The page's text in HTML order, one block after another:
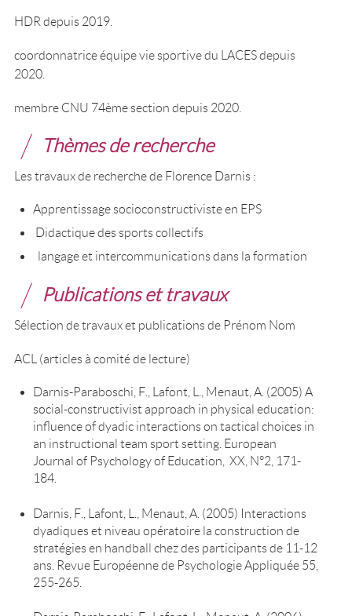
HDR depuis 2019.
coordonnatrice équipe vie sportive du LACES depuis
2020.
membre CNU 74ème section depuis 2020.
Thèmes de recherche
Les travaux de recherche de Florence Darnis :
Apprentissage socioconstructiviste en EPS
Didactique des sports collectifs
langage et intercommunications dans la formation
Publications et travaux
Sélection de travaux et publications de Prénom Nom
ACL (articles à comité de lecture)
Darnis-Paraboschi, F., Lafont, L., Menaut, A. (2005) A
social-constructivist approach in physical education:
influence of dyadic interactions on tactical choices in
an instructional team sport setting. European
Journal of Psychology of Education, XX, N°2, 171-
184.
Darnis, F., Lafont, L., Menaut, A. (2005) Interactions
dyadiques et niveau opératoire la construction de
stratégies en handball chez des participants de 11-12
ans. Revue Européenne de Psychologie Appliquée 55,
255-265.